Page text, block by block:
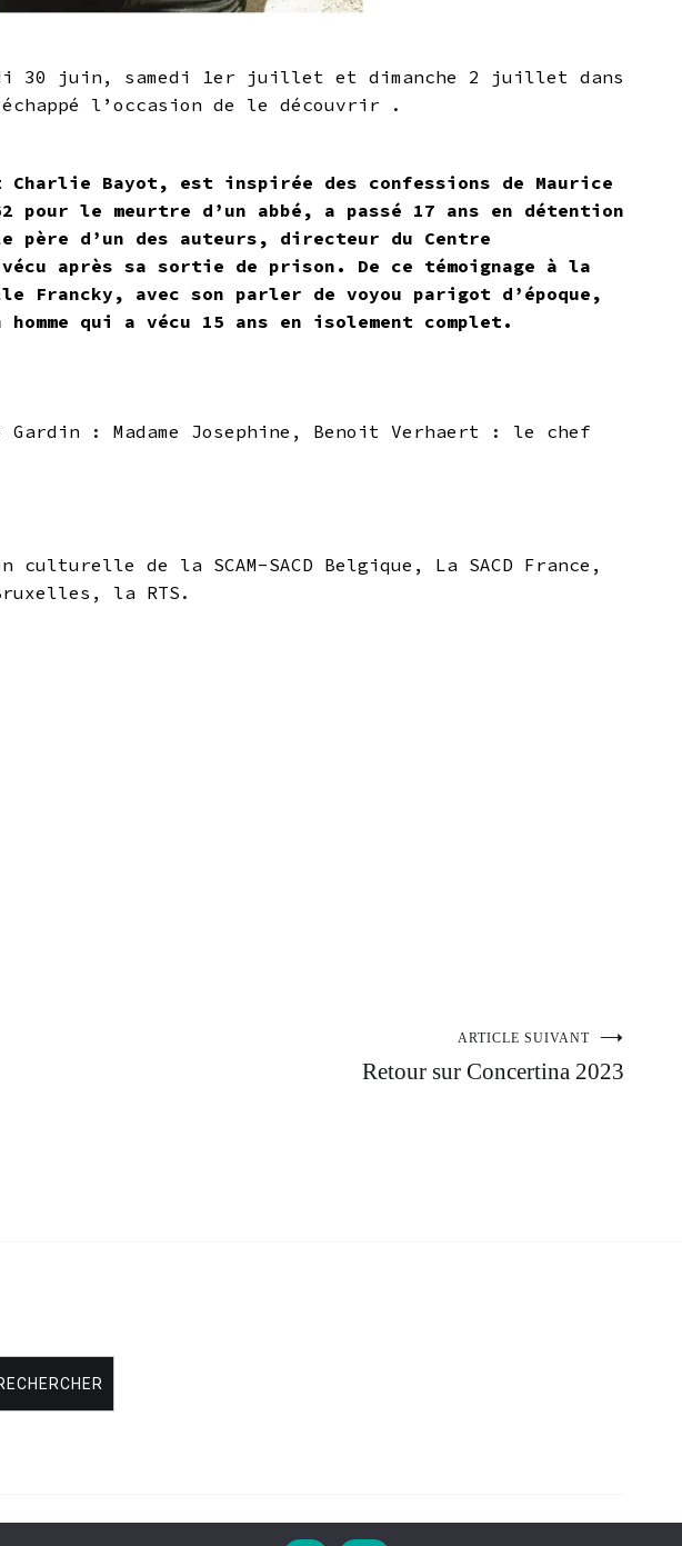
30 juin, samedi 1er juillet et dimanche 2 juillet dans
l’occasion de le découvrir .
Bayot, est inspirée des confessions de Maurice
pour le meurtre d’un abbé, a passé 17 ans en détention
d’un des auteurs, directeur du Centre
après sa sortie de prison. De ce témoignage à la
avec son parler de voyou parigot d’époque,
qui a vécu 15 ans en isolement complet.
: Madame Josephine, Benoit Verhaert : le chef
de la SCAM-SACD Belgique, La SACD France,
la RTS.
ARTICLE SUIVANT
Retour sur Concertina 2023